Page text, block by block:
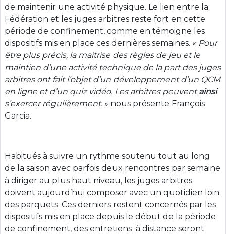
de maintenir une activité physique. Le lien entre la
Fédération et les juges arbitres reste fort en cette
période de confinement, comme en témoigne les
dispositifs mis en place ces dernières semaines. « Pour
être plus précis, la maitrise des règles de jeu et le
maintien d’une activité technique de la part des juges
arbitres ont fait l’objet d’un développement d’un QCM
en ligne et d’un quiz vidéo. Les arbitrespeuventainsi
s’exercer régulièrement. » nous présente François
Garcia.
Habitués à suivre un rythme soutenu tout au long
de la saison avec parfois deux rencontres par semaine
à diriger au plus haut niveau, les juges arbitres
doivent aujourd’hui composer avec un quotidien loin
des parquets. Ces derniers restent concernés par les
dispositifs mis en place depuis le début de la période
de confinement, des entretiens à distance seront